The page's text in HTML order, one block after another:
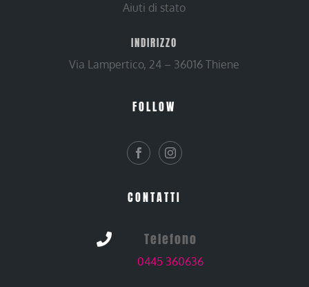
Aiuti di stato
INDIRIZZO
Via Lampertico, 24 – 36016 Thiene
FOLLOW
CONTATTI
 Telefono
0445 360636